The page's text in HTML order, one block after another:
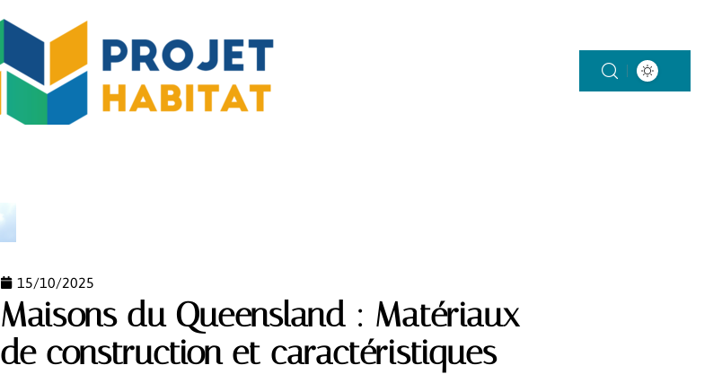
15/10/2025
Maisons du Queensland : Matériaux
de construction et caractéristiques